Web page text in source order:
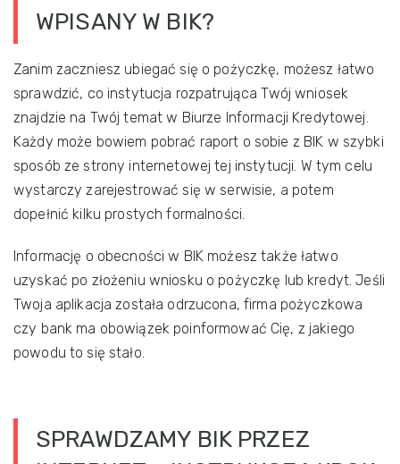
WPISANY W BIK?
Zanim zaczniesz ubiegać się o pożyczkę, możesz łatwo
sprawdzić, co instytucja rozpatrująca Twój wniosek
znajdzie na Twój temat w Biurze Informacji Kredytowej.
Każdy może bowiem pobrać raport o sobie z BIK w szybki
sposób ze strony internetowej tej instytucji. W tym celu
wystarczy zarejestrować się w serwisie, a potem
dopełnić kilku prostych formalności.
Informację o obecności w BIK możesz także łatwo
uzyskać po złożeniu wniosku o pożyczkę lub kredyt. Jeśli
Twoja aplikacja została odrzucona, firma pożyczkowa
czy bank ma obowiązek poinformować Cię, z jakiego
powodu to się stało.
SPRAWDZAMY BIK PRZEZ